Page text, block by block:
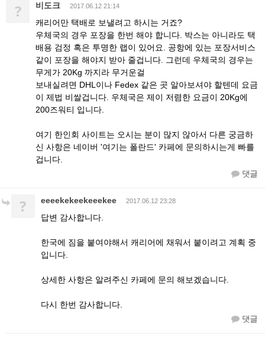
? 비도크 2017.06.12 21:14
캐리어만 택배로 보낼려고 하시는 거죠?
우체국의 경우 포장을 한번 해야 합니다. 박스는 아니라도 택
배용 검정 혹은 투명한 랩이 있어요. 공항에 있는 포장서비스
같이 포장을 해야지 받아 줄겁니다. 그런데 우체국의 경우는
무게가 20Kg 까지라 무거운걸
보내실려면 DHL이나 Fedex 같은 곳 알아보셔야 할텐데 요금
이 제법 비쌀겁니다. 우체국은 제이 저렴한 요금이 20Kg에
200즈워티 입니다.
여기 한인회 사이트는 오시는 분이 많지 않아서 다른 궁금하
신 사항은 네이버 '여기는 폴란드' 카페에 문의하시는게 빠를
겁니다.
댓글
? eeeekekeekeeekee 2017.06.12 23:28
답변 감사합니다.
한국에 짐을 붙여야해서 캐리어에 채워서 붙이려고 계획 중
입니다.
상세한 사항은 알려주신 카페에 문의 해보겠습니다.
다시 한번 감사합니다.
댓글